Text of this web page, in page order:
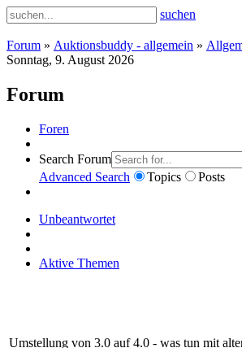
suchen
Forum » Auktionsbuddy - allgemein »
Sonntag, 9. August 2026
Forum
Foren
Search Forum
Advanced Search Topics Posts
Unbeantwortet
Aktive Themen
Umstellung von 3.0 auf 4.0 - was tun mit